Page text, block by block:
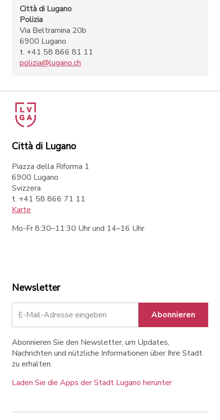
Città di Lugano
Polizia
Via Beltramina 20b
6900 Lugano
t. +41 58 866 81 11
polizia@lugano.ch
Città di Lugano
Piazza della Riforma 1
6900 Lugano
Svizzera
t. +41 58 866 71 11
Karte
Mo-Fr 8:30–11:30 Uhr und 14–16 Uhr
Newsletter
Abonnieren
Abonnieren Sie den Newsletter, um Updates,
Nachrichten und nützliche Informationen über Ihre Stadt
zu erhalten.
Laden Sie die Apps der Stadt Lugano herunter